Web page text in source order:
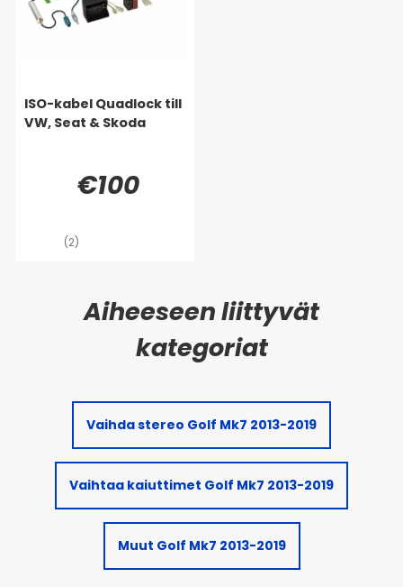
ISO-kabel Quadlock till
VW, Seat & Skoda
€100
(2)
Vaihda stereo Golf Mk7 2013-2019
Vaihtaa kaiuttimet Golf Mk7 2013-2019
Muut Golf Mk7 2013-2019